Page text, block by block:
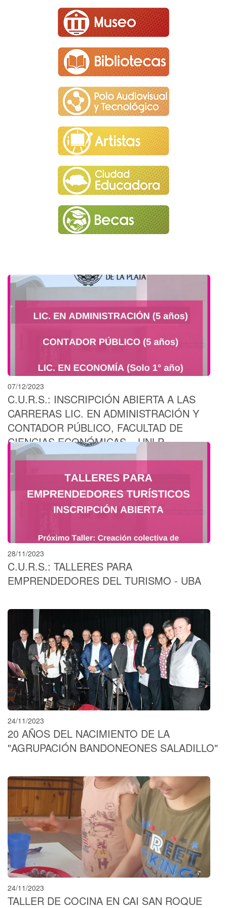
07/12/2023
C.U.R.S.: INSCRIPCIÓN ABIERTA A LAS
CARRERAS LIC. EN ADMINISTRACIÓN Y
CONTADOR PÚBLICO, FACULTAD DE
CIENCIAS ECONÓMICAS – UNLP
28/11/2023
C.U.R.S.: TALLERES PARA
EMPRENDEDORES DEL TURISMO - UBA
24/11/2023
20 AÑOS DEL NACIMIENTO DE LA
"AGRUPACIÓN BANDONEONES SALADILLO"
24/11/2023
TALLER DE COCINA EN CAI SAN ROQUE